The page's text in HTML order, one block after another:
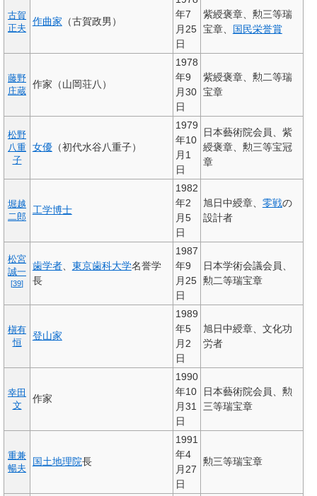
古賀
正夫
作曲家 （古賀政男）
年7
月25
日
紫綬褒章、勲三等瑞
宝章、 国民栄誉賞
藤野
庄蔵
作家（山岡荘八）
1978
年9
月30
日
紫綬褒章、勲二等瑞
宝章
松野
八重
子
女優（初代水谷八重子）
1979
年10
月1
日
日本藝術院会員、紫
綬褒章、勲三等宝冠
章
堀越
二郎
工学博士
1982
年2
月5
日
旭日中綬章、 零戦の
設計者
松宮
誠一
[39]
歯学者、 東京歯科大学名誉学
長
1987
年9
月25
日
日本学術会議会員、
勲二等瑞宝章
槇有
恒
登山家
1989
年5
月2
日
旭日中綬章、文化功
労者
幸田
文
作家
1990
年10
月31
日
日本藝術院会員、勲
三等瑞宝章
重兼
暢夫
国土地理院長
1991
年4
月27
日
勲三等瑞宝章